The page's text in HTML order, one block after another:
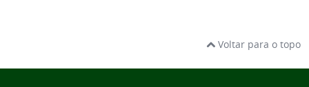
Voltar para o topo